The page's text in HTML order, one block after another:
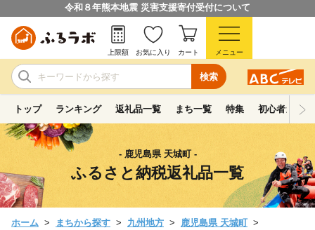
令和８年熊本地震 災害支援寄付受付について
検索
上限額 お気に入り カート メニュー
トップ ランキング 返礼品一覧 まち一覧 特集 初心者ガイド
- 鹿児島県 天城町 -
ふるさと納税返礼品一覧
ホーム まちから探す 九州地方
鹿児島県 天城町